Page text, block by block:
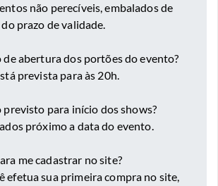
não perecíveis, embalados de
prazo de validade.
de abertura dos portões do evento?
prevista para às 20h.
para início dos shows?
próximo a data do evento.
me cadastrar no site?
efetua sua primeira compra no site,